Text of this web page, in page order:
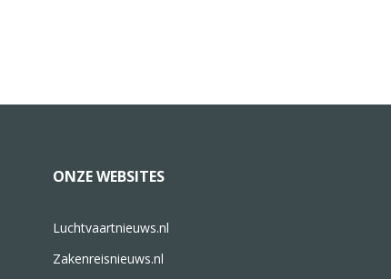
ONZE WEBSITES
Luchtvaartnieuws.nl
Zakenreisnieuws.nl